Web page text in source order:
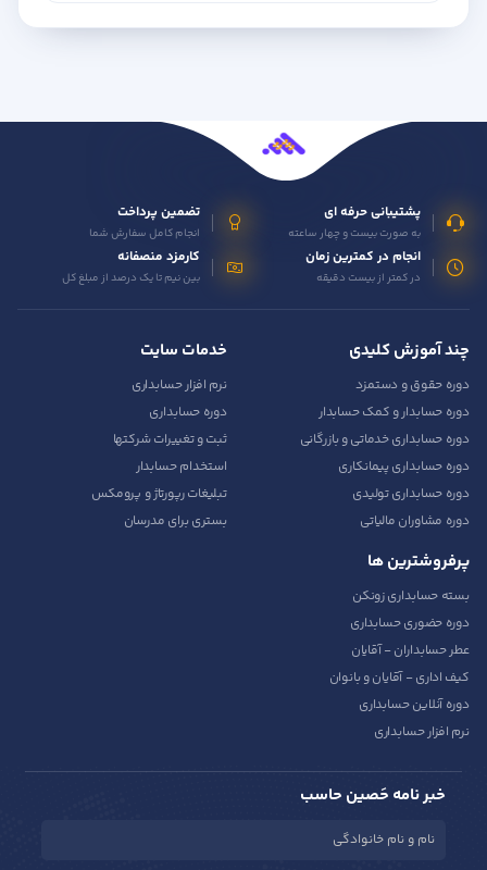
پشتیبانی حرفه ای
به صورت بیست و چهار ساعته
تضمین پرداخت
انجام کامل سفارش شما
انجام در کمترین زمان
در کمتر از بیست دقیقه
کارمزد منصفانه
بین نیم تا یک درصد از مبلغ کل
چند آموزش کلیدی
دوره حقوق و دستمزد
دوره حسابدار و کمک حسابدار
دوره حسابداری خدماتی و بازرگانی
دوره حسابداری پیمانکاری
دوره حسابداری تولیدی
دوره مشاوران مالیاتی
خدمات سایت
نرم افزار حسابداری
دوره حسابداری
ثبت و تغییرات شرکتها
استخدام حسابدار
تبلیغات رپورتاژ و پرومکس
بستری برای مدرسان
پرفروشترین ها
بسته حسابداری زونکن
دوره حضوری حسابداری
عطر حسابداران - آقایان
کیف اداری - آقایان و بانوان
دوره آنلاین حسابداری
نرم افزار حسابداری
خبر نامه حَصین حاسب